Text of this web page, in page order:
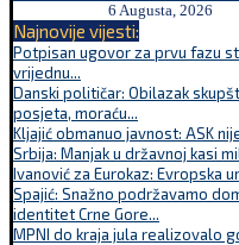
6 Augusta, 2026
Najnovije vijesti:
Potpisan ugovor za prvu fazu
vrijednu...
Danski političar: Obilazak
posjeta, moraću...
Kljajić obmanuo javnost: ASK
Srbija: Manjak u državnoj kasi
Ivanović za Eurokaz: Evropska
Spajić: Snažno podržavamo
identitet Crne Gore...
MPNI do kraja jula realizovalo